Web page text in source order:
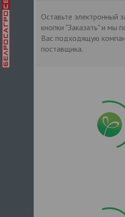
Оставьте электронный
кнопки "Заказать" и мы
Вас подходящую
поставщика.